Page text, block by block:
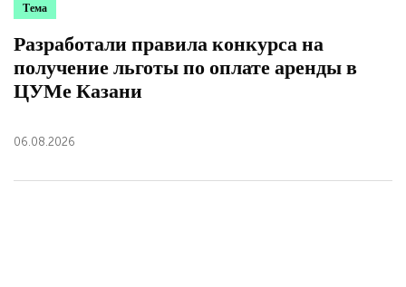
Тема
Разработали правила конкурса на
получение льготы по оплате аренды в
ЦУМе Казани
06.08.2026